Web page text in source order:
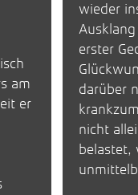
am
er
wieder
erster
darüber
nicht
belastet,